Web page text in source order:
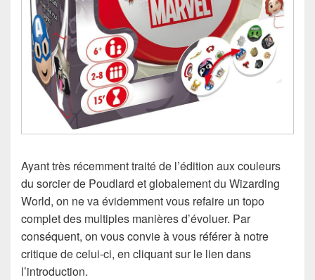
Ayant très récemment traité de l’édition aux couleurs
du sorcier de Poudlard et globalement du Wizarding
World, on ne va évidemment vous refaire un topo
complet des multiples manières d’évoluer. Par
conséquent, on vous convie à vous référer à notre
critique de celui-ci, en cliquant sur le lien dans
l’introduction.